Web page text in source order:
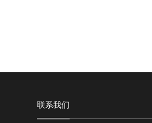
联系我们